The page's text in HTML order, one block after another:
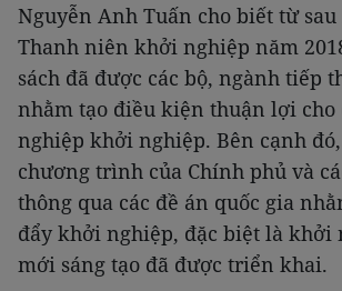
Nguyễn Anh Tuấn cho biết từ
Thanh niên khởi nghiệp năm
sách đã được các bộ, ngành tiếp
nhằm tạo điều kiện thuận lợi cho
nghiệp khởi nghiệp. Bên cạnh
chương trình của Chính phủ và
thông qua các đề án quốc gia
đẩy khởi nghiệp, đặc biệt là khởi
mới sáng tạo đã được triển khai.